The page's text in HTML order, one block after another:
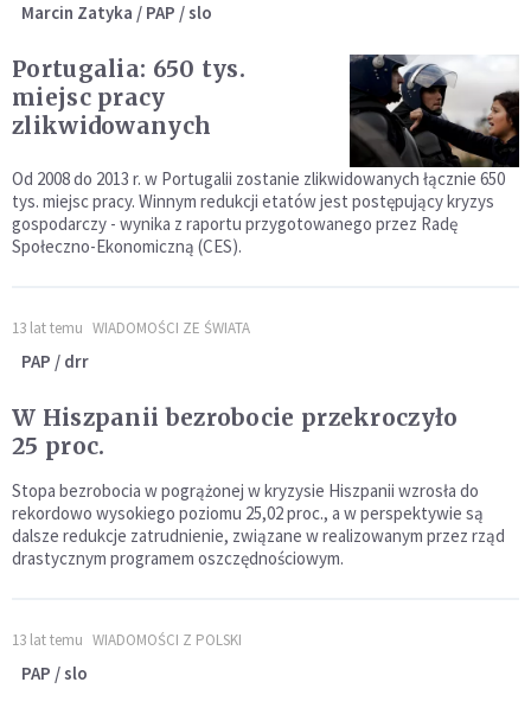
Marcin Zatyka / PAP / slo
Portugalia: 650 tys.
miejsc pracy
zlikwidowanych
Od 2008 do 2013 r. w Portugalii zostanie zlikwidowanych łącznie 650
tys. miejsc pracy. Winnym redukcji etatów jest postępujący kryzys
gospodarczy - wynika z raportu przygotowanego przez Radę
Społeczno-Ekonomiczną (CES).
13 lat temu WIADOMOŚCI ZE ŚWIATA
PAP / drr
W Hiszpanii bezrobocie przekroczyło
25 proc.
Stopa bezrobocia w pogrążonej w kryzysie Hiszpanii wzrosła do
rekordowo wysokiego poziomu 25,02 proc., a w perspektywie są
dalsze redukcje zatrudnienie, związane w realizowanym przez rząd
drastycznym programem oszczędnościowym.
13 lat temu WIADOMOŚCI Z POLSKI
PAP / slo